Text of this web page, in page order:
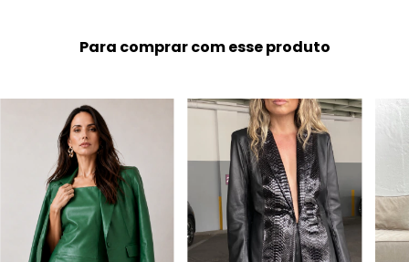
Para comprar com esse produto